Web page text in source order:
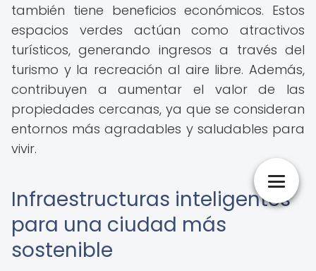
también tiene beneficios económicos. Estos
espacios verdes actúan como atractivos
turísticos, generando ingresos a través del
turismo y la recreación al aire libre. Además,
contribuyen a aumentar el valor de las
propiedades cercanas, ya que se consideran
entornos más agradables y saludables para
vivir.
Infraestructuras inteligentes
para una ciudad más
sostenible